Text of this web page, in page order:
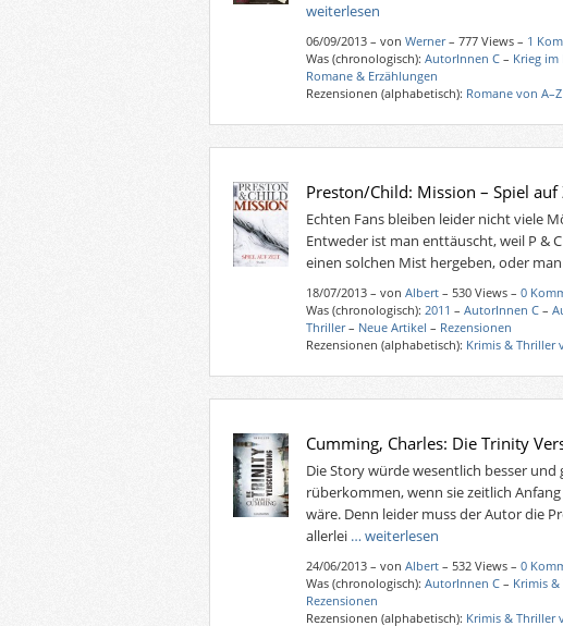
weiterlesen
06/09/2013 –vonWerner– 777 Views – 1
Was (chronologisch):AutorInnen C – Krieg im
Romane & Erzählungen
Rezensionen (alphabetisch): Romane von A–Z
Preston/Child: Mission – Spiel auf
Echten Fans bleiben leider nicht viele
Entweder ist man enttäuscht, weil P &
einen solchen Mist hergeben, oder
18/07/2013 –vonAlbert – 530 Views –0
Was (chronologisch):2011 –AutorInnen C –
Thriller– Neue Artikel – Rezensionen
Rezensionen (alphabetisch): Krimis & Thriller
Cumming, Charles: Die Trinity
Die Story würde wesentlich besser
rüberkommen, wenn sie zeitlich
wäre. Denn leider muss der Autor die
allerlei … weiterlesen
24/06/2013 –vonAlbert – 532 Views –0
Was (chronologisch):AutorInnen C – Krimis
Rezensionen
Rezensionen (alphabetisch): Krimis & Thriller